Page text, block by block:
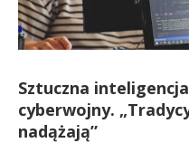
Sztuczna
cyberwojny.
nadążają”